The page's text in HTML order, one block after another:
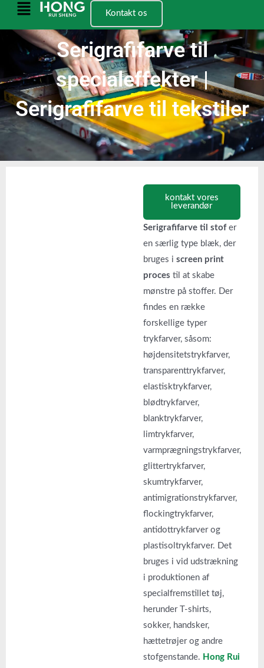
Spring
indhold
Hovedmenu Kontakt os
Serigrafifarve til
specialeffekter |
Serigrafifarve til tekstiler
Serigrafifarve til stofer
en særlig type blæk, der
bruges i screen print
proces til at skabe
mønstre på stoffer. Der
findes en række
forskellige typer
trykfarver, såsom:
højdensitetstrykfarver,
transparenttrykfarver,
elastisktrykfarver,
blødtrykfarver,
blanktrykfarver,
limtrykfarver,
varmprægningstrykfarver,
glittertrykfarver,
skumtrykfarver,
antimigrationstrykfarver,
flockingtrykfarver,
antidottrykfarver og
plastisoltrykfarver. Det
bruges i vid udstrækning
i produktionen af
specialfremstillet tøj,
herunder T-shirts,
sokker, handsker,
hættetrøjer og andre
stofgenstande. Hong Rui
kontakt vores
leverandør